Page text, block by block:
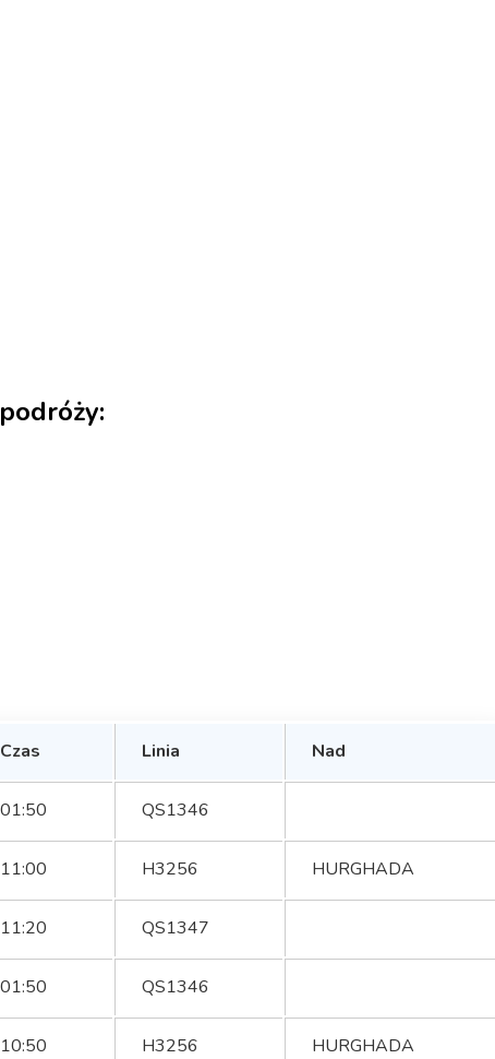
Czas Linia Nad
01:50 QS1346
11:00 H3256 HURGHADA
11:20 QS1347
01:50 QS1346
10:50 H3256 HURGHADA